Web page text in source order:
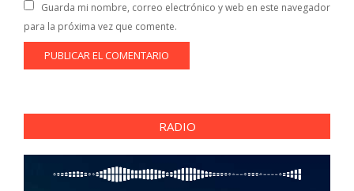
Guarda mi nombre, correo electrónico y web en este navegador
para la próxima vez que comente.
RADIO